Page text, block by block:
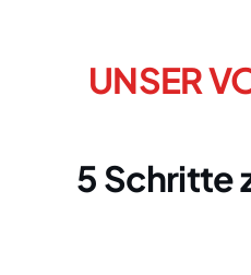
UNSER
5 Schritte